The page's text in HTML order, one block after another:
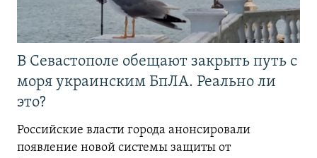
В Севастополе обещают закрыть путь с
моря украинским БпЛА. Реально ли
это?
Российские власти города анонсировали
появление новой системы защиты от